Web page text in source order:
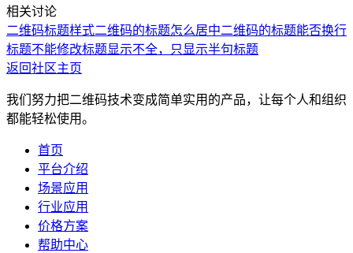
相关讨论
二维码标题样式二维码的标题怎么居中二维码的标题能否换行
标题不能修改标题显示不全，只显示半句标题
返回社区主页
我们努力把二维码技术变成简单实用的产品，让每个人和组织
都能轻松使用。
首页
平台介绍
场景应用
行业应用
价格方案
帮助中心